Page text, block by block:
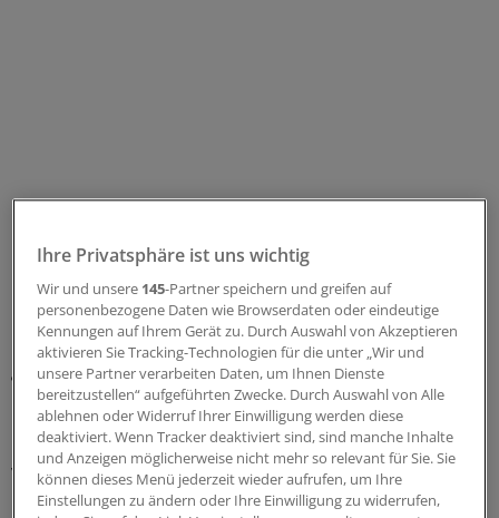
Umbau in hochspezialisierte Zentren
gefordert
In manchen Häusern werden laut Untersuchung selbst
hochkomplexe Eingriffe nur weniger als fünfmal im Jahr
vorgenommen. "Diese Form von Gelegenheitschirurgie
ist nicht das, was eine Kasse akzeptieren kann",
Ihre Privatsphäre ist uns wichtig
Wir und unsere 145-Partner speichern und greifen auf
personenbezogene Daten wie Browserdaten oder eindeutige
Kennungen auf Ihrem Gerät zu. Durch Auswahl von Akzeptieren
aktivieren Sie Tracking-Technologien für die unter „Wir und
unsere Partner verarbeiten Daten, um Ihnen Dienste
bereitzustellen“ aufgeführten Zwecke. Durch Auswahl von Alle
ablehnen oder Widerruf Ihrer Einwilligung werden diese
deaktiviert. Wenn Tracker deaktiviert sind, sind manche Inhalte
und Anzeigen möglicherweise nicht mehr so relevant für Sie. Sie
können dieses Menü jederzeit wieder aufrufen, um Ihre
Einstellungen zu ändern oder Ihre Einwilligung zu widerrufen,